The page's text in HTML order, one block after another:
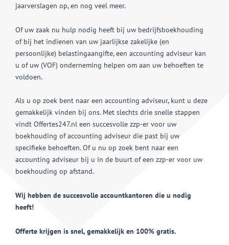
jaarverslagen op, en nog veel meer.
Of uw zaak nu hulp nodig heeft bij uw bedrijfsboekhouding
of bij het indienen van uw jaarlijkse zakelijke (en
persoonlijke) belastingaangifte, een accounting adviseur kan
u of uw (VOF) onderneming helpen om aan uw behoeften te
voldoen.
Als u op zoek bent naar een accounting adviseur, kunt u deze
gemakkelijk vinden bij ons. Met slechts drie snelle stappen
vindt Offertes247.nl een succesvolle zzp-er voor uw
boekhouding of accounting adviseur die past bij uw
specifieke behoeften. Of u nu op zoek bent naar een
accounting adviseur bij u in de buurt of een zzp-er voor uw
boekhouding op afstand.
Wij hebben de succesvolle accountkantoren die u nodig
heeft!
Offerte krijgen is snel, gemakkelijk en 100% gratis.